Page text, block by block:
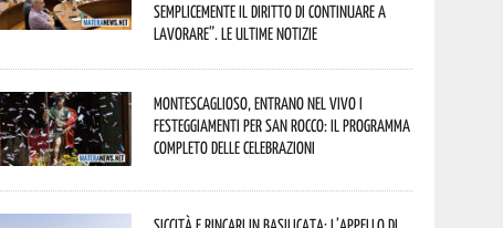
semplicemente il diritto di continuare a
lavorare”. Le ultime notizie
Montescaglioso, entrano nel vivo i
festeggiamenti per San Rocco: il programma
completo delle celebrazioni